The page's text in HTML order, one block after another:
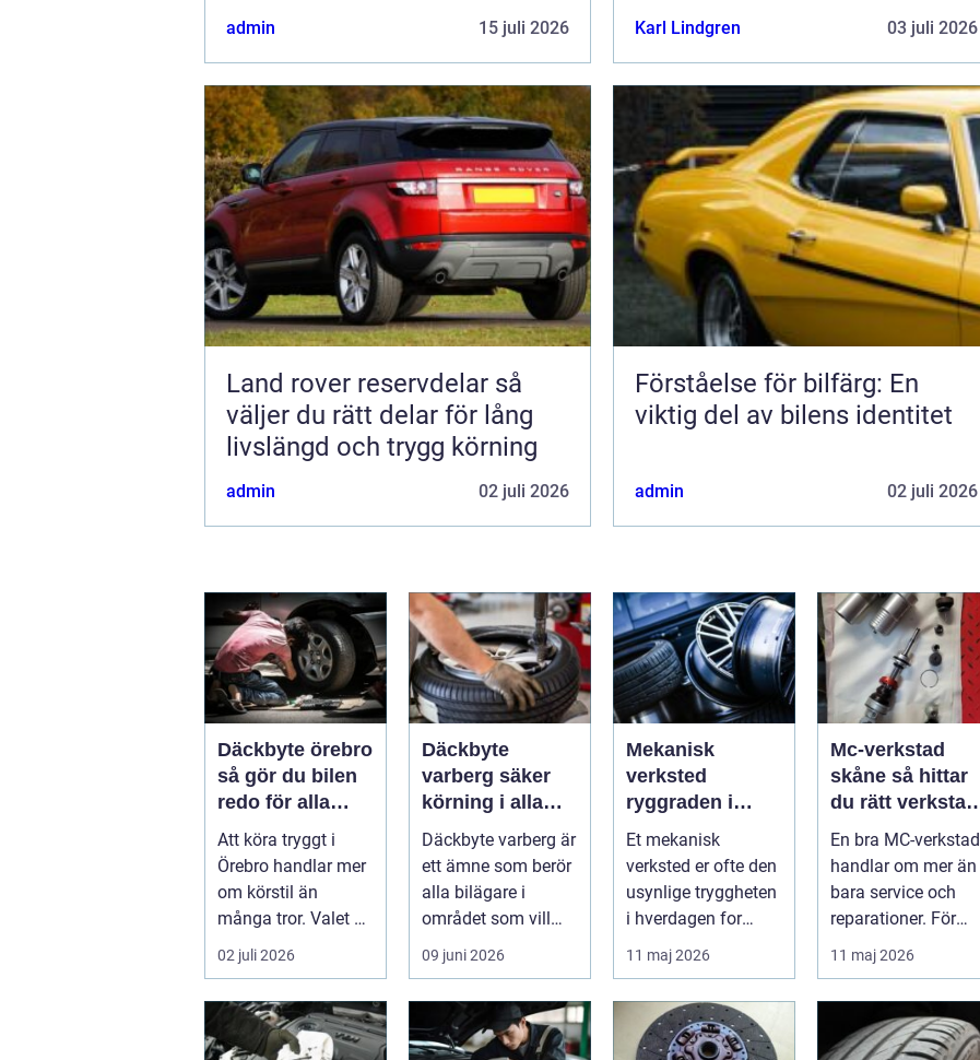
admin 15 juli 2026 Karl Lindgren 03 juli 2026
Land rover reservdelar så
väljer du rätt delar för lång
livslängd och trygg körning
admin 02 juli 2026
Förståelse för bilfärg: En
viktig del av bilens identitet
admin 02 juli 2026
Däckbyte örebro
så gör du bilen
redo för alla
årstider
Att köra tryggt i
Örebro handlar mer
om körstil än
många tror. Valet av
däck, när de byts
och hur de...
02 juli 2026
Däckbyte
varberg säker
körning i alla
säsonger
Däckbyte varberg är
ett ämne som berör
alla bilägare i
området som vill
köra säkert året om.
När väd...
09 juni 2026
Mekanisk
verksted
ryggraden i
moderne
maskinpark
Et mekanisk
verksted er ofte den
usynlige tryggheten
i hverdagen for
både næringsliv og
privatperson...
11 maj 2026
Mc-verkstad
skåne så hittar
du rätt verkstad
för din
motorcykel
En bra MC-verkstad
handlar om mer än
bara service och
reparationer. För
många förare i
Skåne är verk...
11 maj 2026